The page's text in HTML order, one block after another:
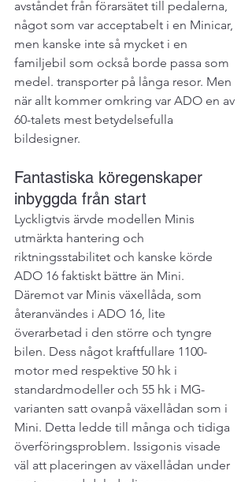
avståndet från förarsätet till pedalerna,
något som var acceptabelt i en Minicar,
men kanske inte så mycket i en
familjebil som också borde passa som
medel. transporter på långa resor. Men
när allt kommer omkring var ADO en av
60-talets mest betydelsefulla
bildesigner.
Fantastiska köregenskaper
inbyggda från start
Lyckligtvis ärvde modellen Minis
utmärkta hantering och
riktningsstabilitet och kanske körde
ADO 16 faktiskt bättre än Mini.
Däremot var Minis växellåda, som
återanvändes i ADO 16, lite
överarbetad i den större och tyngre
bilen. Dess något kraftfullare 1100-
motor med respektive 50 hk i
standardmodeller och 55 hk i MG-
varianten satt ovanpå växellådan som i
Mini. Detta ledde till många och tidiga
överföringsproblem. Issigonis visade
väl att placeringen av växellådan under